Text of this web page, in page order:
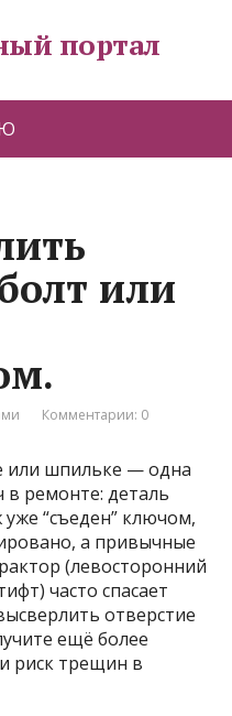
портал
или
Комментарии: 0
или шпильке — одна
в ремонте: деталь
“съеден” ключом,
а привычные
(левосторонний
часто спасает
отверстие
ещё более
риск трещин в